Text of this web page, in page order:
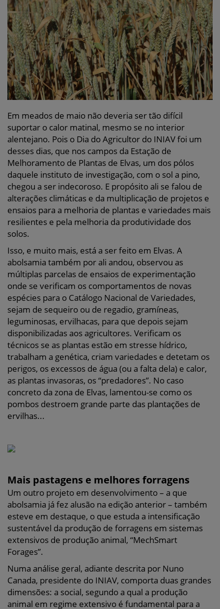
Em meados de maio não deveria ser tão difícil
suportar o calor matinal, mesmo se no interior
alentejano. Pois o Dia do Agricultor do INIAV foi um
desses dias, que nos campos da Estação de
Melhoramento de Plantas de Elvas, um dos pólos
daquele instituto de investigação, com o sol a pino,
chegou a ser indecoroso. E propósito ali se falou de
alterações climáticas e da multiplicação de projetos e
ensaios para a melhoria de plantas e variedades mais
resilientes e pela melhoria da produtividade dos
solos.
Isso, e muito mais, está a ser feito em Elvas. A
abolsamia também por ali andou, observou as
múltiplas parcelas de ensaios de experimentação
onde se verificam os comportamentos de novas
espécies para o Catálogo Nacional de Variedades,
sejam de sequeiro ou de regadio, gramíneas,
leguminosas, ervilhacas, para que depois sejam
disponibilizadas aos agricultores. Verificam os
técnicos se as plantas estão em stresse hídrico,
trabalham a genética, criam variedades e detetam os
perigos, os excessos de água (ou a falta dela) e calor,
as plantas invasoras, os “predadores”. No caso
concreto da zona de Elvas, lamentou-se como os
pombos destroem grande parte das plantações de
ervilhas...
Mais pastagens e melhores forragens
Um outro projeto em desenvolvimento – a que
abolsamia já fez alusão na edição anterior – também
esteve em destaque, o que estuda a intensificação
sustentável da produção de forragens em sistemas
extensivos de produção animal, “MechSmart
Forages”.
Numa análise geral, adiante descrita por Nuno
Canada, presidente do INIAV, comporta duas grandes
dimensões: a social, segundo a qual a produção
animal em regime extensivo é fundamental para a